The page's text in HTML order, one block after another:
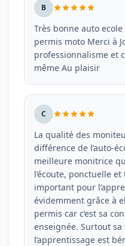
B
Très bonne auto
permis moto Merci à
professionnalisme et
même Au plaisir
C
La qualité des
différence de l’auto-
meilleure monitrice
l’écoute, ponctuelle
important pour
évidemment grâce à
permis car c’est sa
enseignée. Surtout
l’apprentissage est